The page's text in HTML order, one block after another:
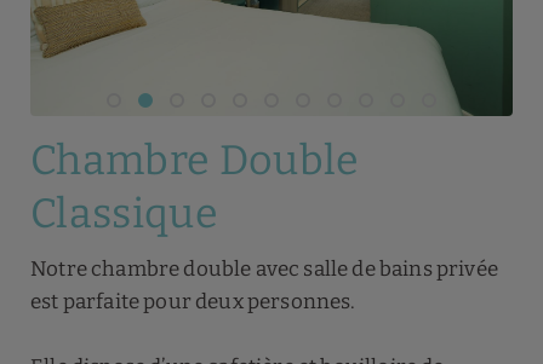
Chambre Double
Classique
Notre chambre double avec salle de bains privée
est parfaite pour deux personnes.